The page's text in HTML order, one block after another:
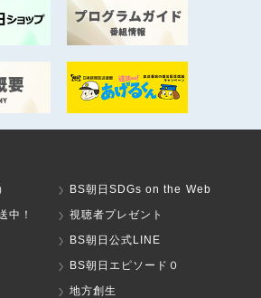
BS朝日SDGs on the Web
中！
視聴者プレゼント
BS朝日公式LINE
BS朝日エピソード０
地方創生